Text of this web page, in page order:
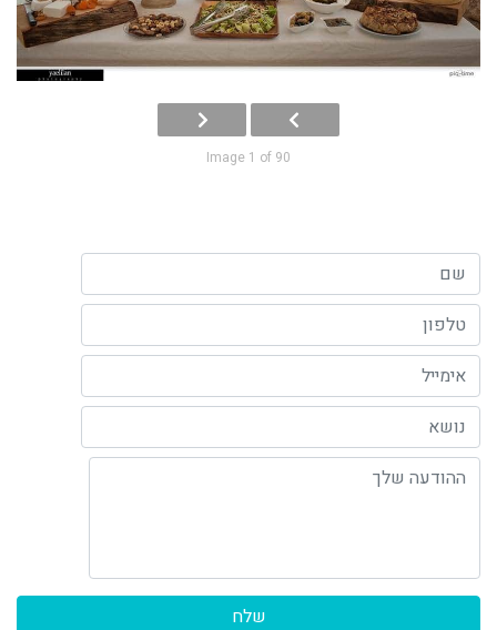
Image 1 of 90
השם שלך (חובה)
הטלפון שלך (חובה)
האימייל שלך
נושא
ההודעה שלך